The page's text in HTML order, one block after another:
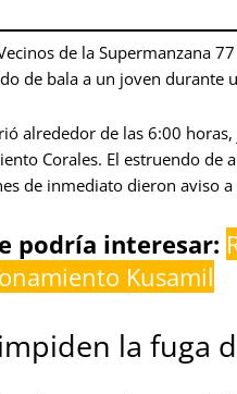
de la Supermanzana
de bala a un joven durante
alrededor de las 6:00
Corales. El estruendo de
de inmediato dieron aviso
podría interesar:
Kusamil
la fuga